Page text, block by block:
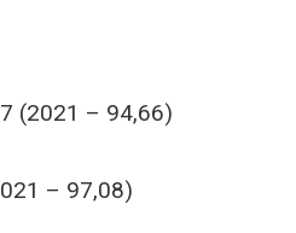
(2021 – 94,66)
– 97,08)